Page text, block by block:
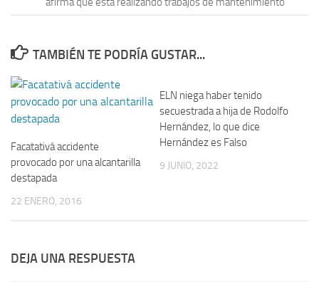
TAMBIÉN TE PODRÍA GUSTAR...
Facatativá accidente
provocado por una alcantarilla
destapada
22 ENERO, 2016
ELN niega haber tenido
secuestrada a hija de Rodolfo
Hernández, lo que dice
Hernández es Falso
9 JUNIO, 2022
DEJA UNA RESPUESTA